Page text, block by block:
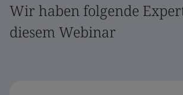
Wir haben folgende
diesem Webinar